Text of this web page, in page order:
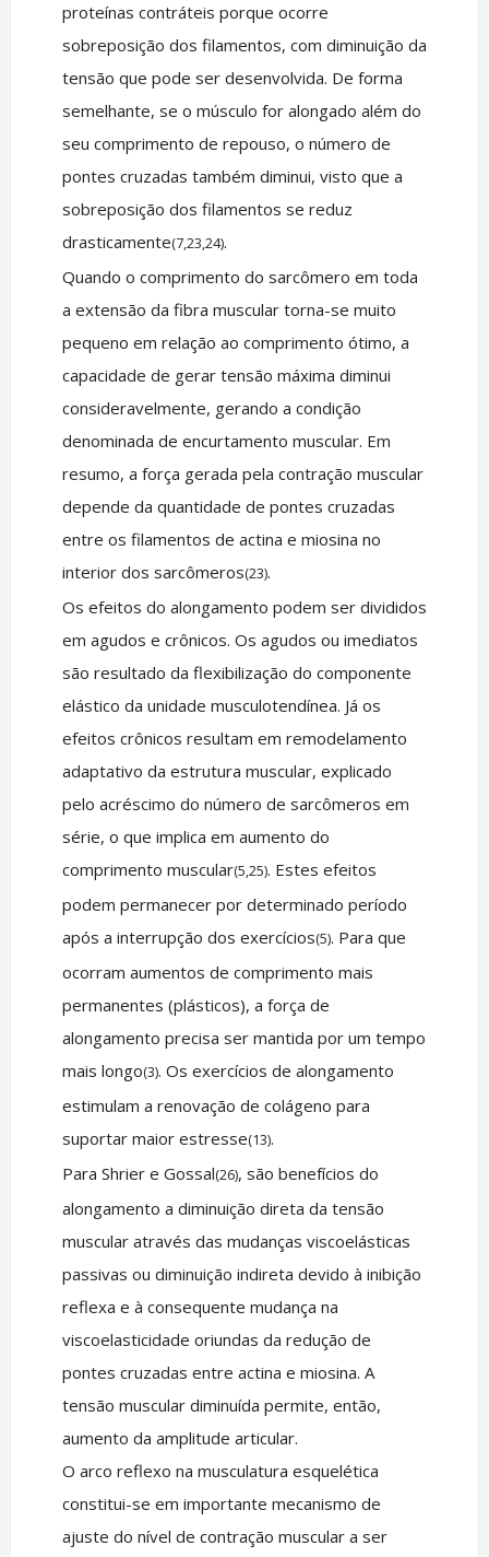
proteínas contráteis porque ocorre
sobreposição dos filamentos, com diminuição da
tensão que pode ser desenvolvida. De forma
semelhante, se o músculo for alongado além do
seu comprimento de repouso, o número de
pontes cruzadas também diminui, visto que a
sobreposição dos filamentos se reduz
drasticamente(7,23,24).
Quando o comprimento do sarcômero em toda
a extensão da fibra muscular torna-se muito
pequeno em relação ao comprimento ótimo, a
capacidade de gerar tensão máxima diminui
consideravelmente, gerando a condição
denominada de encurtamento muscular. Em
resumo, a força gerada pela contração muscular
depende da quantidade de pontes cruzadas
entre os filamentos de actina e miosina no
interior dos sarcômeros(23).
Os efeitos do alongamento podem ser divididos
em agudos e crônicos. Os agudos ou imediatos
são resultado da flexibilização do componente
elástico da unidade musculotendínea. Já os
efeitos crônicos resultam em remodelamento
adaptativo da estrutura muscular, explicado
pelo acréscimo do número de sarcômeros em
série, o que implica em aumento do
comprimento muscular(5,25). Estes efeitos
podem permanecer por determinado período
após a interrupção dos exercícios(5). Para que
ocorram aumentos de comprimento mais
permanentes (plásticos), a força de
alongamento precisa ser mantida por um tempo
mais longo(3). Os exercícios de alongamento
estimulam a renovação de colágeno para
suportar maior estresse(13).
Para Shrier e Gossal(26), são benefícios do
alongamento a diminuição direta da tensão
muscular através das mudanças viscoelásticas
passivas ou diminuição indireta devido à inibição
reflexa e à consequente mudança na
viscoelasticidade oriundas da redução de
pontes cruzadas entre actina e miosina. A
tensão muscular diminuída permite, então,
aumento da amplitude articular.
O arco reflexo na musculatura esquelética
constitui-se em importante mecanismo de
ajuste do nível de contração muscular a ser